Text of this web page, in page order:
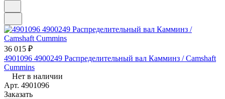
36 015 ₽
4901096 4900249 Распределительный вал Камминз / Camshaft
Cummins
Нет в наличии
Арт. 4901096
Заказать